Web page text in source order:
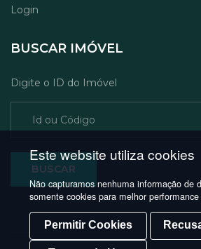
Login
BUSCAR IMÓVEL
Digite o ID do Imóvel
BUSCAR